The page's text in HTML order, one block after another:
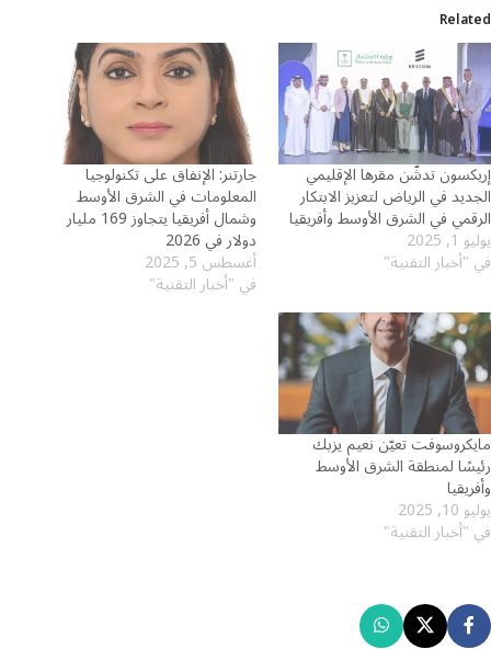
Related
إريكسون تدشّن مقرها الإقليمي
الجديد في الرياض لتعزيز الابتكار
الرقمي في الشرق الأوسط وأفريقيا
يوليو 1, 2025
في "أخبار التقنية"
جارتنر: الإنفاق على تكنولوجيا
المعلومات في الشرق الأوسط
وشمال أفريقيا يتجاوز 169 مليار
دولار في 2026
أغسطس 5, 2025
في "أخبار التقنية"
مايكروسوفت تعيّن نعيم يزبك
رئيسًا لمنطقة الشرق الأوسط
وأفريقيا
يوليو 10, 2025
في "أخبار التقنية"